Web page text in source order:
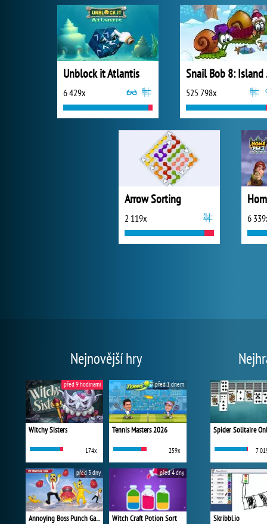
Unblock it Atlantis
6 429x 525 798x
Arrow Sorting
2 119x 6
Nejnovější hry
Witchy Sisters
174x
před 9 hodinami
Tennis Masters 2026
259x
před 1 dnem
Annoying Boss Punch Game
před 3 dny
Witch Craft Potion Sort
před 4 dny
Spider Solitaire
7
Skribbl.io